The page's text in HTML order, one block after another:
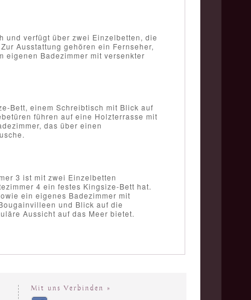
und verfügt über zwei Einzelbetten, die
Ausstattung gehören ein Fernseher,
eigenen Badezimmer mit versenkter
Bett, einem Schreibtisch mit Blick auf
führen auf eine Holzterrasse mit
das über einen
3 ist mit zwei Einzelbetten
4 ein festes Kingsize-Bett hat.
ein eigenes Badezimmer mit
und Blick auf die
Aussicht auf das Meer bietet.
Mit uns Verbinden »